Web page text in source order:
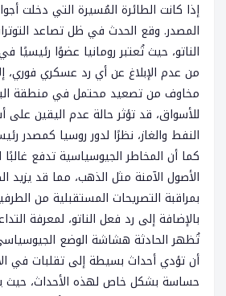
إذا كانت الطائرة المُسيرة التي دخلت
المصدر. وقع الحدث في ظل تصاعد
الناتو، حيث تُعتبر رومانيا عضوًا رئيسيًا
من عدم الإبلاغ عن أي رد عسكري فوري،
مخاوف من تصعيد محتمل في منطقة
للأسواق، قد تؤثر حالة عدم اليقين على
النفط والغاز، نظرًا لدور روسيا كمصدر
كما أن المخاطر الجيوسياسية تدفع
الأصول الآمنة مثل الذهب، مما قد يزيد
بمراقبة التصريحات المستقبلية من
بالإضافة إلى رد فعل الناتو، لمعرفة
تُظهر الحادثة هشاشة الوضع
أن تؤدي أحداث بسيطة إلى تقلبات في
حساسة بشكل خاص لهذه الأحداث، حيث